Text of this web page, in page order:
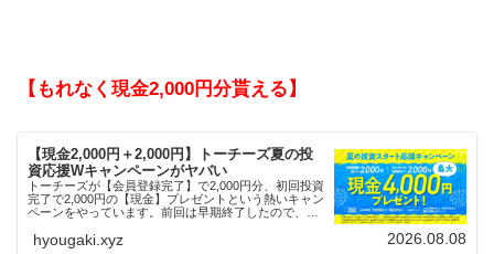
【もれなく現金2,000円分貰える】
【現金2,000円＋2,000円】トーチーズ夏の投
資応援Wキャンペーンがヤバい
トーチーズが【会員登録完了】で2,000円分、初回投資
完了で2,000円の【現金】プレゼントという熱いキャン
ペーンをやっています。前回は早期終了したので、使
hyougaki.xyz 2026.08.08